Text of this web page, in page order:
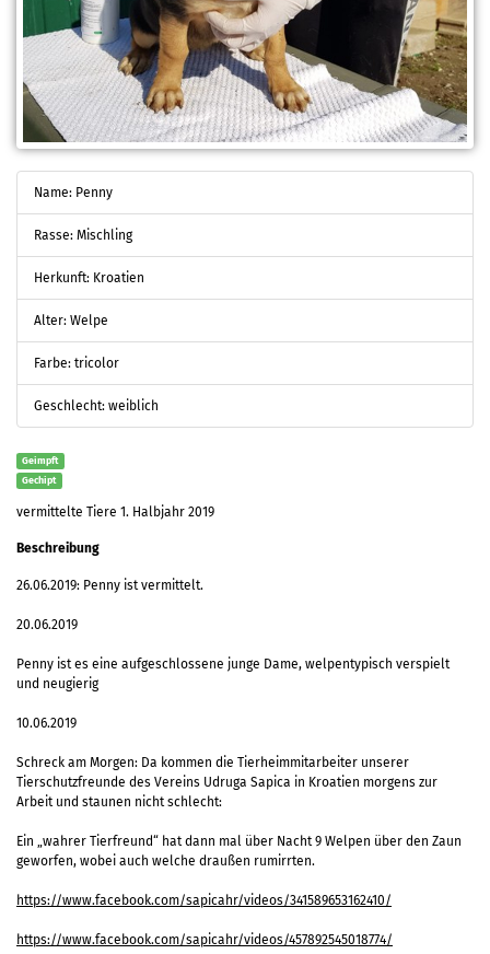
Name: Penny
Rasse: Mischling
Herkunft: Kroatien
Alter: Welpe
Farbe: tricolor
Geschlecht: weiblich
Geimpft
Gechipt
vermittelte Tiere 1. Halbjahr 2019
Beschreibung
26.06.2019: Penny ist vermittelt.
20.06.2019
Penny ist es eine aufgeschlossene junge Dame, welpentypisch verspielt
und neugierig
10.06.2019
Schreck am Morgen: Da kommen die Tierheimmitarbeiter unserer
Tierschutzfreunde des Vereins Udruga Sapica in Kroatien morgens zur
Arbeit und staunen nicht schlecht:
Ein „wahrer Tierfreund“ hat dann mal über Nacht 9 Welpen über den Zaun
geworfen, wobei auch welche draußen rumirrten.
https://www.facebook.com/sapicahr/videos/341589653162410/
https://www.facebook.com/sapicahr/videos/457892545018774/